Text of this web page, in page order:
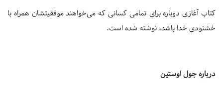
کتاب آغازی دوباره برای تمامی کسانی که می‌خواهند موفقیتشان همراه با
خشنودی خدا باشد، نوشته شده است.
درباره جول اوستین